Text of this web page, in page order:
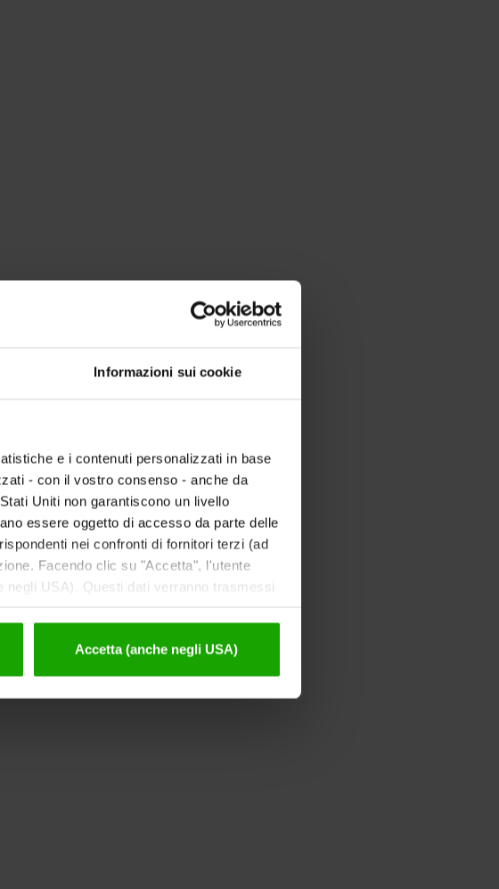
Informazioni sui cookie
e i contenuti personalizzati in base
- con il vostro consenso - anche da
Uniti non garantiscono un livello
essere oggetto di accesso da parte delle
nei confronti di fornitori terzi (ad
Facendo clic su "Accetta", l'utente
USA). Questi dati verranno trasmessi
Accetta (anche negli USA)